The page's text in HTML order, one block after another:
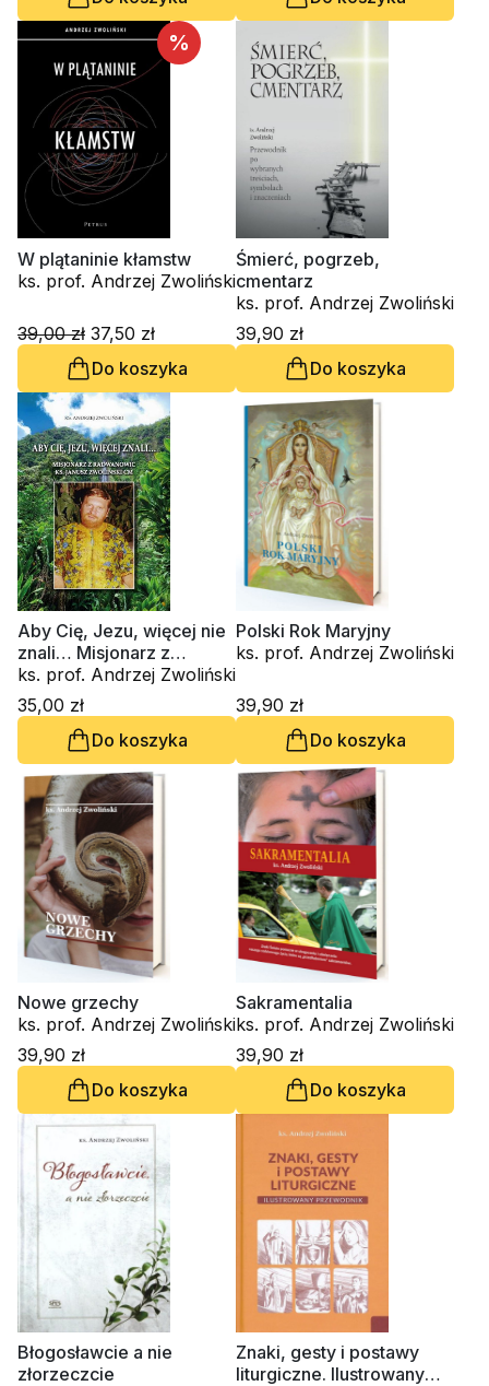
%
W plątaninie kłamstw
ks. prof. Andrzej Zwoliński
39,00 zł 37,50 zł
Do koszyka
Śmierć, pogrzeb,
cmentarz
ks. prof. Andrzej Zwoliński
39,90 zł
Do koszyka
Aby Cię, Jezu, więcej nie
znali… Misjonarz z
Radwanowic
ks. prof. Andrzej Zwoliński
35,00 zł
Do koszyka
Polski Rok Maryjny
ks. prof. Andrzej Zwoliński
39,90 zł
Do koszyka
Nowe grzechy
ks. prof. Andrzej Zwoliński
39,90 zł
Do koszyka
Sakramentalia
ks. prof. Andrzej Zwoliński
39,90 zł
Do koszyka
Błogosławcie a nie
złorzeczcie
Znaki, gesty i postawy
liturgiczne. Ilustrowany